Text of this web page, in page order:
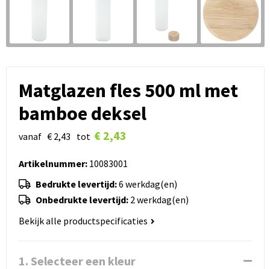
Matglazen fles 500 ml met
bamboe deksel
vanaf € 2,43 tot € 2,43
Artikelnummer:10083001
Bedrukte levertijd:6 werkdag(en)
Onbedrukte levertijd: 2 werkdag(en)
Bekijk alle productspecificaties
1. Selecteer een kleur